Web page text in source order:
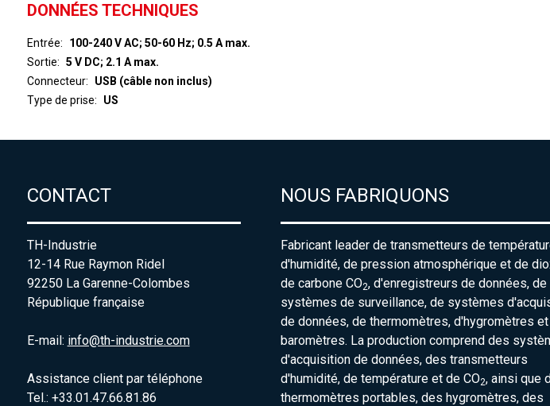
DONNÉES TECHNIQUES
Entrée
100-240 V AC; 50-60 Hz; 0.5 A max.
Sortie
5 V DC; 2.1 A max.
Connecteur
USB (câble non inclus)
Type de prise
US
CONTACT
TH-Industrie
12-14 Rue Raymon Ridel
92250 La Garenne-Colombes
République française
E-mail: info@th-industrie.com
Assistance client par téléphone
Tel.: +33.01.47.66.81.86
NOUS FABRIQUONS
Fabricant leader de transmetteurs de
d'humidité, de pression atmosphérique et de
de carbone CO2, d'enregistreurs de données, de
systèmes de surveillance, de systèmes
de données, de thermomètres, d'hygromètres
baromètres. La production comprend des
d'acquisition de données, des transmetteurs
d'humidité, de température et de CO2, ainsi que
thermomètres portables, des hygromètres, des